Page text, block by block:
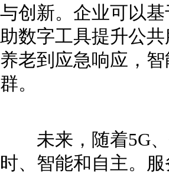
与创新。企业可以
助数字工具提升公
养老到应急响应，
群。
未来，随着5G、
时、智能和自主。